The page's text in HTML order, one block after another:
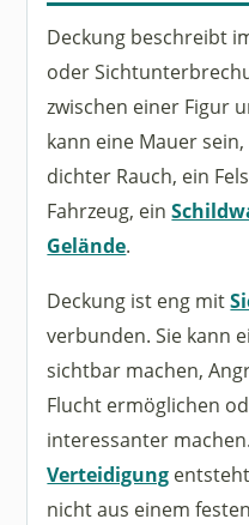
Deckung beschreibt
oder
zwischen einer Figur
kann eine Mauer
dichter Rauch, ein
Fahrzeug, ein
Gelände.
Deckung ist eng mit
verbunden. Sie kann
sichtbar machen,
Flucht ermöglichen
interessanter
Verteidigung
nicht aus einem